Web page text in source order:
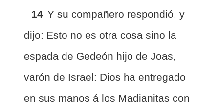
14 Y su compañero respondió, y
dijo: Esto no es otra cosa sino la
espada de Gedeón hijo de Joas,
varón de Israel: Dios ha entregado
en sus manos á los Madianitas con